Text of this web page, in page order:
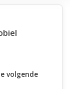
volgende